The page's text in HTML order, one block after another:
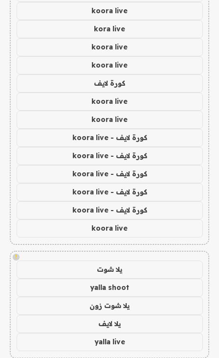
koora live
kora live
koora live
koora live
كورة لايف
koora live
koora live
كورة لايف - koora live
كورة لايف - koora live
كورة لايف - koora live
كورة لايف - koora live
كورة لايف - koora live
koora live
!
يلا شوت
yalla shoot
يلا شوت زون
يلا لايف
yalla live